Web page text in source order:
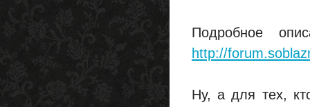
Подробное
http://
Ну, а для тех,